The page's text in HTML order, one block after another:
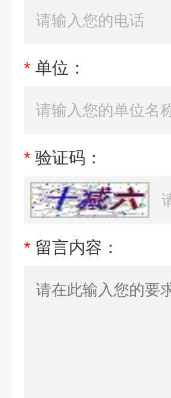
* 单位：
* 验证码：
* 留言内容：